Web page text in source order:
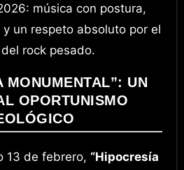
música con postura,
un respeto absoluto por el
rock pesado.
MONUMENTAL”: UN
OPORTUNISMO
13 de febrero, “Hipocresía